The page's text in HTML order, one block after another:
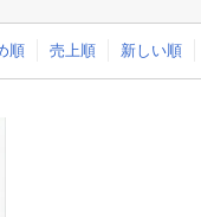
順 売上順 新しい順